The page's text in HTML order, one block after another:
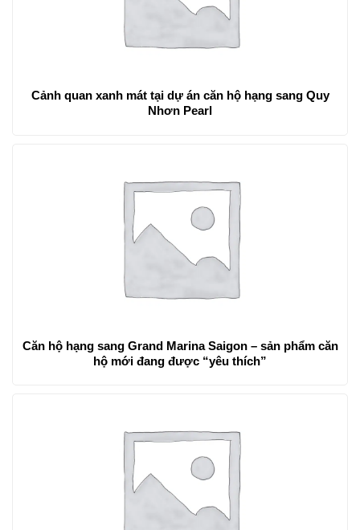
Cảnh quan xanh mát tại dự án căn hộ hạng sang Quy
Nhơn Pearl
Căn hộ hạng sang Grand Marina Saigon – sản phẩm căn
hộ mới đang được “yêu thích”